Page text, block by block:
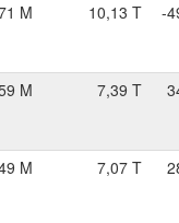
M 10,13 T -
M 7,39 T
M 7,07 T